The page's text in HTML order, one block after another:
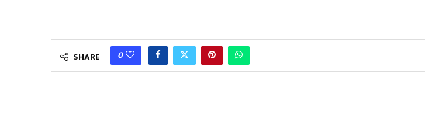
SHARE 0